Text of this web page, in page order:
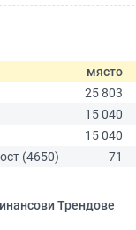
място
25 803
15 040
15 040
(4650)
71
Трендове